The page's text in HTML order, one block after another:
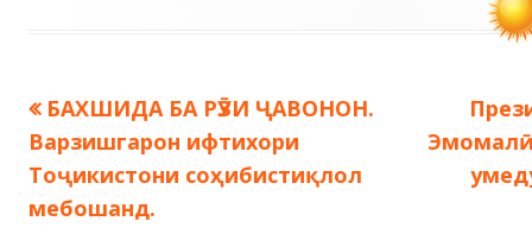
Навигация
по
записям
Предыдущая
запись:
БАХШИДА БА РӮЗИ ҶАВОНОН.
Варзишгарон ифтихори
Тоҷикистони соҳибистиқлол
мебошанд.